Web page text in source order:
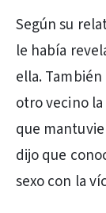
Según su
le había
ella.
otro vecino
que
dijo que
sexo con la